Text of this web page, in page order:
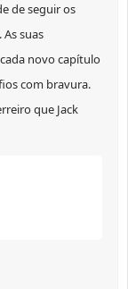
de seguir os
suas
novo capítulo
com bravura.
que Jack